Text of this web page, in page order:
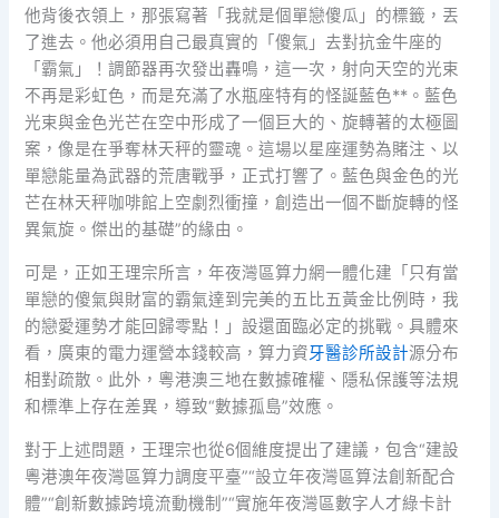
他背後衣領上，那張寫著「我就是個單戀傻瓜」的標籤，丟
了進去。他必須用自己最真實的「傻氣」去對抗金牛座的
「霸氣」！調節器再次發出轟鳴，這一次，射向天空的光束
不再是彩虹色，而是充滿了水瓶座特有的怪誕藍色**。藍色
光束與金色光芒在空中形成了一個巨大的、旋轉著的太極圖
案，像是在爭奪林天秤的靈魂。這場以星座運勢為賭注、以
單戀能量為武器的荒唐戰爭，正式打響了。藍色與金色的光
芒在林天秤咖啡館上空劇烈衝撞，創造出一個不斷旋轉的怪
異氣旋。傑出的基礎”的緣由。
可是，正如王理宗所言，年夜灣區算力網一體化建「只有當
單戀的傻氣與財富的霸氣達到完美的五比五黃金比例時，我
的戀愛運勢才能回歸零點！」設還面臨必定的挑戰。具體來
看，廣東的電力運營本錢較高，算力資牙醫診所設計源分布
相對疏散。此外，粵港澳三地在數據確權、隱私保護等法規
和標準上存在差異，導致“數據孤島”效應。
對于上述問題，王理宗也從6個維度提出了建議，包含“建設
粵港澳年夜灣區算力調度平臺”“設立年夜灣區算法創新配合
體”“創新數據跨境流動機制”“實施年夜灣區數字人才綠卡計